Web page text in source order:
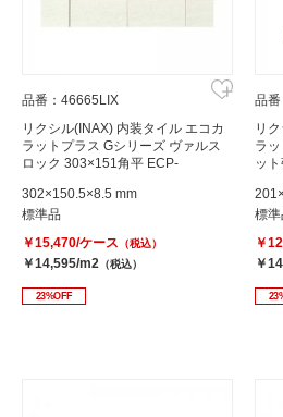
品番：46665LIX
リクシル(INAX) 内装タイル エコカ
ラットプラス Gシリーズ ヴァルス
ロック 303×151角平 ECP-
302×150.5×8.5 mm
標準品
￥15,470/ケース （税込）
￥14,595/m2 （税込）
23%OFF
品
リ
ラ
ッ
標準
￥
￥